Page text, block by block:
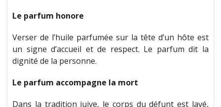
Le parfum honore
Verser de l’huile parfumée sur la tête d’un hôte est
un signe d’accueil et de respect. Le parfum dit la
dignité de la personne.
Le parfum accompagne la mort
Dans la tradition juive, le corps du défunt est lavé,